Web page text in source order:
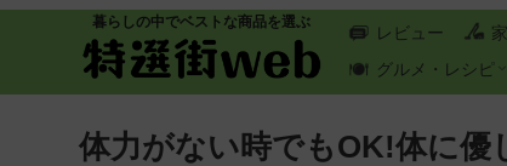
暮らしの中でベストな商品を選ぶ
レビュー
グルメ・レシピ
体力がない時でもOK!体に